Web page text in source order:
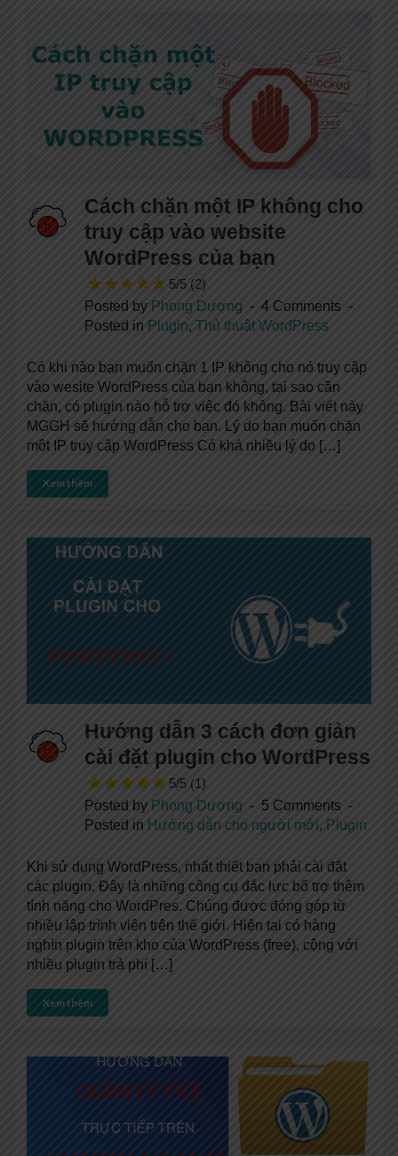
Cách chặn một IP không cho
truy cập vào website
WordPress của bạn
5/5 (2)
Posted by Phong Dương
4 Comments
Posted in Plugin, Thủ thuật WordPress
Có khi nào bạn muốn chặn 1 IP không cho nó truy cập
vào wesite WordPress của bạn không, tại sao cần
chặn, có plugin nào hỗ trợ việc đó không. Bài viết này
MGGH sẽ hướng dẫn cho bạn. Lý do bạn muốn chặn
một IP truy cập WordPress Có khá nhiều lý do […]
Xem thêm
Hướng dẫn 3 cách đơn giản
cài đặt plugin cho WordPress
5/5 (1)
Posted by Phong Dương
5 Comments
Posted in Hướng dẫn cho người mới, Plugin
Khi sử dụng WordPress, nhất thiết bạn phải cài đặt
các plugin. Đây là những công cụ đắc lực bổ trợ thêm
tính năng cho WordPres. Chúng được đóng góp từ
nhiều lập trình viên trên thế giới. Hiện tại có hàng
nghìn plugin trên kho của WordPress (free), cộng với
nhiều plugin trả phí […]
Xem thêm